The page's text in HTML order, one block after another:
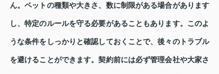
ん。ペットの種類や大きさ、数に制限がある場合があります
し、特定のルールを守る必要があることもあります。このよ
うな条件をしっかりと確認しておくことで、後々のトラブル
を避けることができます。契約前には必ず管理会社や大家さ